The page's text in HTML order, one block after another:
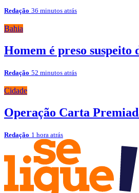
Redação 36 minutos atrás
Bahia
Homem é preso suspeito
Redação 52 minutos atrás
Cidade
Operação Carta
Redação 1 hora atrás